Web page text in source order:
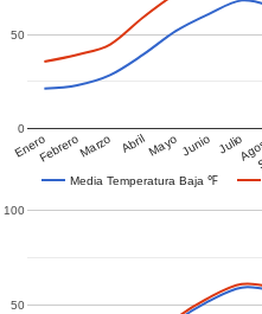
Media Temperatura Baja ℉
EneroFebreroMarzo AbrilMayo Junio Julio
0
50
50
100